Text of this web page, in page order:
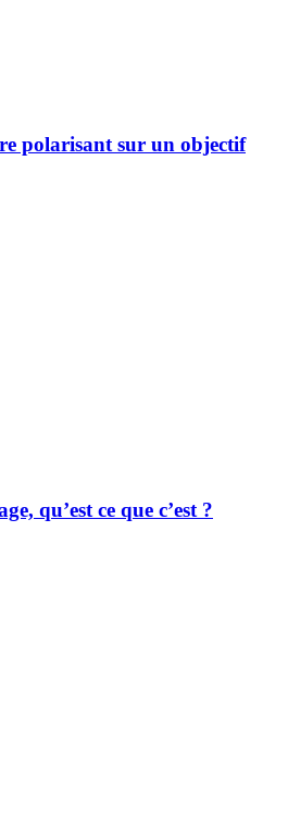
polarisant sur un objectif
qu’est ce que c’est ?